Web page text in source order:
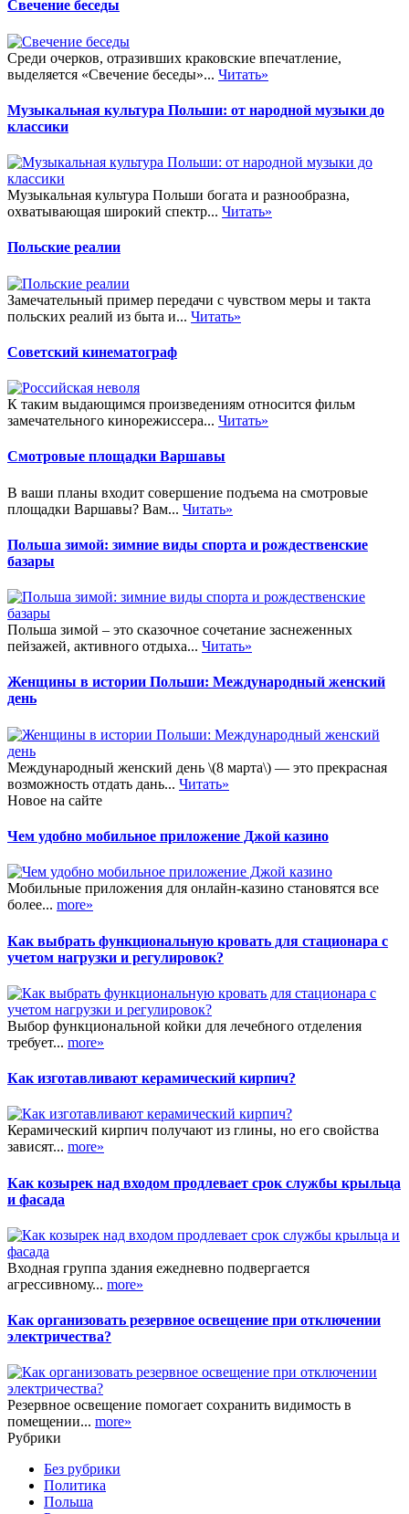
Свечение беседы
Среди очерков, отразивших краковские впечатление,
выделяется «Свечение беседы»... Читать»
Музыкальная культура Польши: от народной музыки до
классики
Музыкальная культура Польши богата и разнообразна,
охватывающая широкий спектр... Читать»
Польские реалии
Замечательный пример передачи с чувством меры и такта
польских реалий из быта и... Читать»
Советский кинематограф
К таким выдающимся произведениям относится фильм
замечательного кинорежиссера... Читать»
Смотровые площадки Варшавы
В ваши планы входит совершение подъема на смотровые
площадки Варшавы? Вам... Читать»
Польша зимой: зимние виды спорта и рождественские
базары
Польша зимой – это сказочное сочетание заснеженных
пейзажей, активного отдыха... Читать»
Женщины в истории Польши: Международный женский
день
Международный женский день \(8 марта\) — это прекрасная
возможность отдать дань... Читать»
Новое на сайте
Чем удобно мобильное приложение Джой казино
Мобильные приложения для онлайн-казино становятся все
более... more»
Как выбрать функциональную кровать для стационара с
учетом нагрузки и регулировок?
Выбор функциональной койки для лечебного отделения
требует... more»
Как изготавливают керамический кирпич?
Керамический кирпич получают из глины, но его свойства
зависят... more»
Как козырек над входом продлевает срок службы крыльца
и фасада
Входная группа здания ежедневно подвергается
агрессивному... more»
Как организовать резервное освещение при отключении
электричества?
Резервное освещение помогает сохранить видимость в
помещении... more»
Рубрики
Без рубрики
Политика
Польша